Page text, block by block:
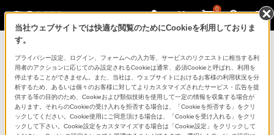
0
製品を安全に、安心してご使用いただ
くために
日常の清掃・点検が大切です。安全のため取扱説明書を
よく読みましょう。
当社ウェブサイトでは快適な閲覧のためにCookieを利用しておりま
す。
プライバシー設定、ログイン、フォームへの入力等、サービスのリクエストに相当する利
用者のアクションに応じてのみ設定されるCookieは通常、必須Cookieと呼ばれ、利用を
停止することができません。また、当社は、ウェブサイトにおけるお客様の利用状況を分
析するため、あるいは個々のお客様に対してよりカスタマイズされたサービス・広告を提
供する等の目的のため、Cookieおよび類似技術を使用して一定の情報を収集する場合が
あります。それらのCookieの受け入れを拒否する場合は、「Cookieを拒否する」をクリ
ックしてください。Cookie使用にご同意頂ける場合は、「Cookieを受け入れる」をクリ
ックして下さい。Cookie設定をカスタマイズする場合は「Cookie設定」をクリックして